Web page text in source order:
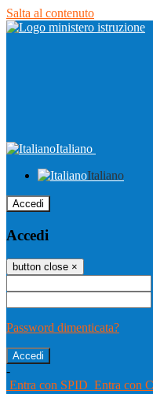
Salta al contenuto
Italiano
Italiano
Accedi
Accedi
button close ×
Password dimenticata?
-
Entra con SPID Entra con